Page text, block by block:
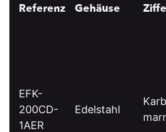
Referenz Gehäuse
EFK-
200CD-
1AER
Edelstahl